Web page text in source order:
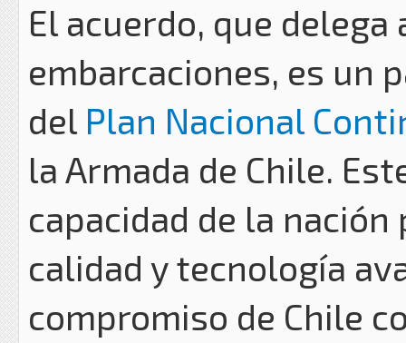
El acuerdo, que
embarcaciones, es un
del Plan Nacional
la Armada de Chile.
capacidad de la
calidad y tecnología
compromiso de Chile